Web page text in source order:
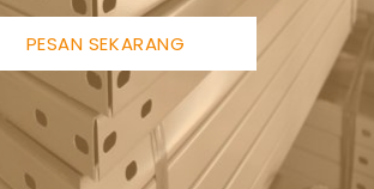
PESAN SEKARANG